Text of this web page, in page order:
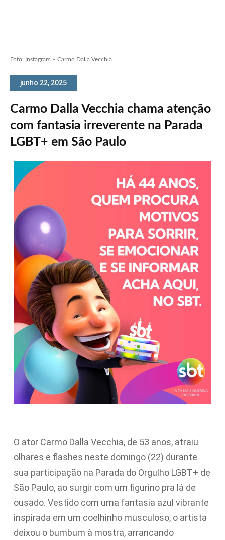
Foto: Instagram – Carmo Dalla Vecchia
junho 22, 2025
Carmo Dalla Vecchia chama atenção
com fantasia irreverente na Parada
LGBT+ em São Paulo
O ator Carmo Dalla Vecchia, de 53 anos, atraiu
olhares e flashes neste domingo (22) durante
sua participação na Parada do Orgulho LGBT+ de
São Paulo, ao surgir com um figurino pra lá de
ousado. Vestido com uma fantasia azul vibrante
inspirada em um coelhinho musculoso, o artista
deixou o bumbum à mostra, arrancando